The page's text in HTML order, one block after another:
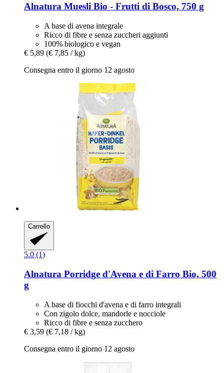
Alnatura Muesli Bio -​ Frutti di Bosco, 750 g
A base di avena integrale
Ricco di fibre e senza zuccheri aggiunti
100% biologico e vegan
€ 5,89 (€ 7,85 / kg)
Consegna entro il giorno 12 agosto
Carrello
5.0 (1)
Alnatura Porridge d'Avena e di Farro Bio, 500
g
A base di fiocchi d'avena e di farro integrali
Con zigolo dolce, mandorle e nocciole
Ricco di fibre e senza zucchero
€ 3,59 (€ 7,18 / kg)
Consegna entro il giorno 12 agosto